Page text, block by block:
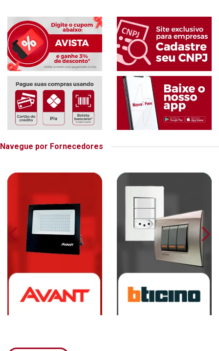
Navegue por Fornecedores